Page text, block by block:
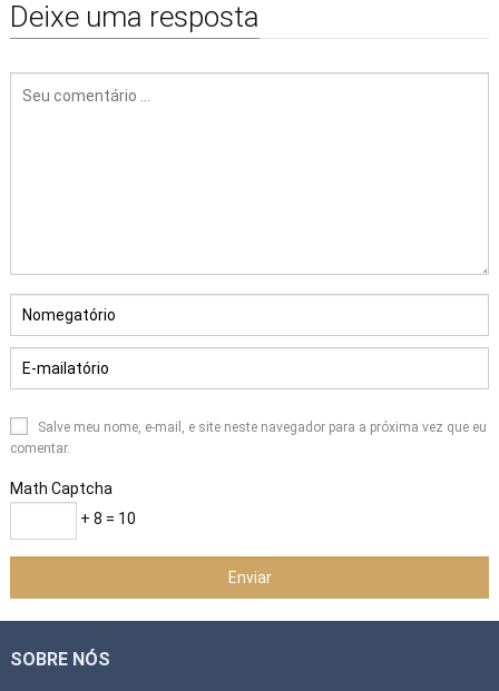
Deixe uma resposta
Salve meu nome, e-mail, e site neste navegador para a próxima vez que eu
comentar.
Math Captcha
+ 8 = 10
SOBRE NÓS